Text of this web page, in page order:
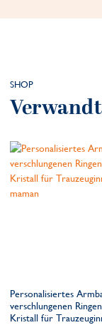
SHOP
Personalisiertes
verschlungenen
Kristall für